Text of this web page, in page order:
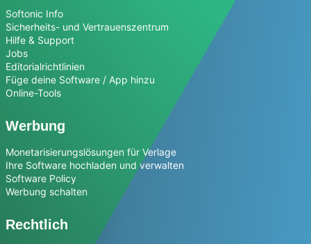
Softonic Info
Sicherheits- und Vertrauenszentrum
Hilfe & Support
Jobs
Editorialrichtlinien
Füge deine Software / App hinzu
Online-Tools
Werbung
Monetarisierungslösungen für Verlage
Ihre Software hochladen und verwalten
Software Policy
Werbung schalten
Rechtlich